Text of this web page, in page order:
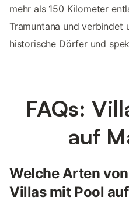
mehr als 150 Kilometer
Tramuntana und verbindet
historische Dörfer und
FAQs:
auf
Welche Arten
Villas mit Pool